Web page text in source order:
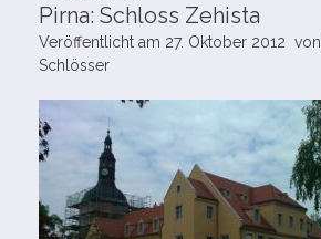
Pirna: Schloss Zehista
Veröffentlicht am 27. Oktober 2012 von
Schlösser